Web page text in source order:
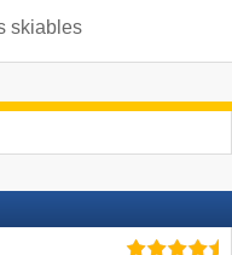
skiables